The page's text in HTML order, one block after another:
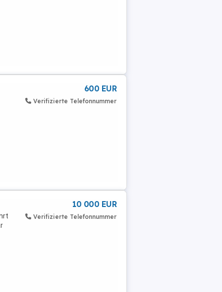
600 EUR
Verifizierte Telefonnummer
10 000 EUR
Verifizierte Telefonnummer